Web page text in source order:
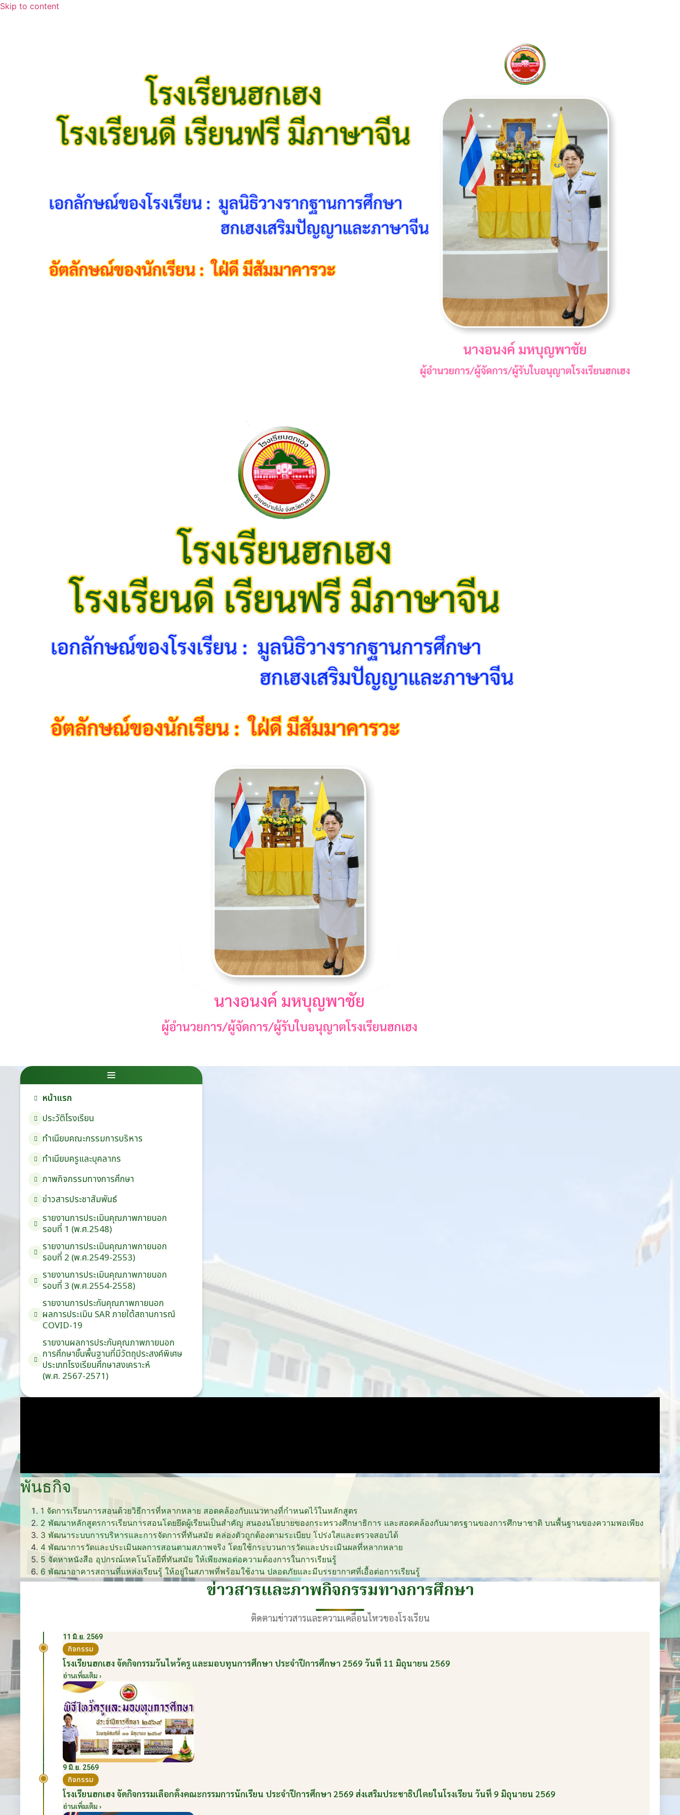
Skip to content
หน้าแรก
ประวัติโรงเรียน
ทำเนียบคณะกรรมการบริหาร
ทำเนียบครูและบุคลากร
ภาพกิจกรรมทางการศึกษา
ข่าวสารประชาสัมพันธ์
รายงานการประเมินคุณภาพภายนอก
รอบ⁠ที่ 1 (พ.ศ.2548)
รายงานการประเมินคุณภาพภายนอก
รอบ⁠ที่ 2 (พ.ศ.2549-2553)
รายงานการประเมินคุณภาพภายนอก
รอบ⁠ที่ 3 (พ.ศ.2554-2558)
รายงานการประกันคุณภาพภายนอก
ผลการประเมิน SARภายใต้สถานการณ์
COVID-19
รายงานผลการประกันคุณภาพภายนอก
การศึกษาขั้นพื้นฐานที่มีวัตถุประสงค์พิเศษ
ประเภทโรงเรียนศึกษาสงเคราะห์
(พ.ศ. 2567-2571)
พันธกิจ
1 จัดการเรียนการสอนด้วยวิธีการที่หลากหลาย สอดคล้องกับแนวทางที่กำหนดไว้ในหลักสูตร
2 พัฒนาหลักสูตรการเรียนการสอนโดยยึดผู้เรียนเป็นสำคัญ สนองนโยบายของกระทรวงศึกษาธิการ และสอดคล้องกับมาตรฐานของการศึกษาชาติ บนพื้นฐานของความพอเพียง
3 พัฒนาระบบการบริหารและการจัดการที่ทันสมัย คล่องตัวถูกต้องตามระเบียบ โปร่งใสและตรวจสอบได้
4 พัฒนาการวัดและประเมินผลการสอนตามสภาพจริง โดยใช้กระบวนการวัดและประเมินผลที่หลากหลาย
5 จัดหาหนังสือ อุปกรณ์เทคโนโลยีที่ทันสมัย ให้เพียงพอต่อความต้องการในการเรียนรู้
6 พัฒนาอาคารสถานที่แหล่งเรียนรู้ ให้อยู่ในสภาพที่พร้อมใช้งาน ปลอดภัยและมีบรรยากาศที่เอื้อต่อการเรียนรู้
ข่าวสารและภาพกิจกรรมทางการศึกษา
ติดตามข่าวสารและความเคลื่อนไหวของโรงเรียน
11 มิ.ย. 2569
กิจกรรม
โรงเรียนฮกเฮง จัดกิจกรรมวันไหว้ครู และมอบทุนการศึกษา ประจำปีการศึกษา 2569 วันที่ 11 มิถุนายน 2569
อ่านเพิ่มเติม ›
9 มิ.ย. 2569
กิจกรรม
โรงเรียนฮกเฮง จัดกิจกรรมเลือกตั้งคณะกรรมการนักเรียน ประจำปีการศึกษา 2569 ส่งเสริมประชาธิปไตยในโรงเรียน วันที่ 9 มิถุนายน 2569
อ่านเพิ่มเติม ›